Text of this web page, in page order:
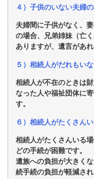
４）子供のいない夫婦
夫婦間に子供がなく、
の場合、兄弟姉妹（亡
ありますが、遺言があ
５）相続人がだれもい
相続人が不在のときは
なった人や福祉団体に
す。
６）相続人がたくさん
相続人がたくさんいる
どの手続が困難です。
遺族への負担が大きく
続手続の負担が軽減され